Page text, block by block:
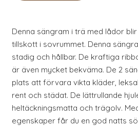
Denna sängram i trä med lådor
tillskott i sovrummet. Denna
stadig och hållbar. De kraftiga
är även mycket bekväma. De 2
plats att förvara vikta kläder,
rent och städat. De lättrullande
heltäckningsmatta och trägolv.
egenskaper får du en god natts